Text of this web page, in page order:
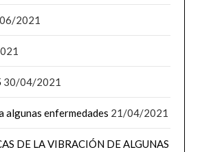
2021
30/04/2021
algunas enfermedades 21/04/2021
DE LA VIBRACIÓN DE ALGUNAS